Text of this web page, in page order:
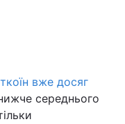
вже досяг
середнього